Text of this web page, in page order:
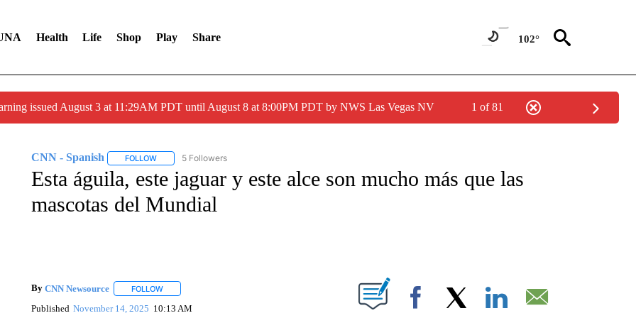
Health Life Shop Play Share 102°
issued August 3 at 11:29AM PDT until August 8 at 8:00PM PDT by NWS Las Vegas NV 1 of 81
CNN - Spanish FOLLOWFOLLOW "CNN - SPANISH" TO RECEIVE NOTIFICATIONS ABOUT NEW PAGES ON "CNN - SPANISH".
5 Followers
Esta águila, este jaguar y este alce son mucho más que las
mascotas del Mundial
By CNN Newsource FOLLOWFOLLOW "" TO RECEIVE NOTIFICATIONS ABOUT NEW PAGES ON "".
Published November 14, 2025 10:13 AM Facebook